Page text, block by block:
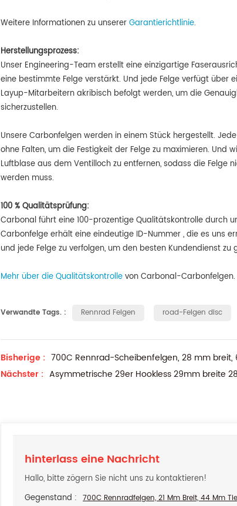
Weitere Informationen zu unsererGarantierichtlinie.
Herstellungsprozess:
Unser Engineering-Team erstellt eine einzigartige
eine bestimmte Felge verstärkt. Und jede Felge verfügt über
Layup-Mitarbeitern akribisch befolgt werden, um die
sicherzustellen.
Unsere Carbonfelgen werden in einem Stück hergestellt.
ohne Falten, um die Festigkeit der Felge zu maximieren. Und
Luftblase aus dem Ventilloch zu entfernen, sodass die Felge
werden muss.
100 % Qualitätsprüfung:
Carbonal führteine 100-prozentige Qualitätskontrolle durch
Carbonfelge erhält eine eindeutige ID-Nummer, die es uns
und jede Felge zu verfolgen, um den besten Kundendienst zu
Mehr über die Qualitätskontrollevon Carbonal-Carbonfelgen.
Verwandte Tags. : Rennrad Felgen road-Felgen disc
Bisherige : 700C Rennrad-Scheibenfelgen, 28 mm
Nächster : Asymmetrische 29er Hookless 29mm breite
hinterlass eine Nachricht
Hallo, bitte zögern Sie nicht uns zu kontaktieren!
Gegenstand : 700C Rennradfelgen, 21 Mm Breit, 44 Mm